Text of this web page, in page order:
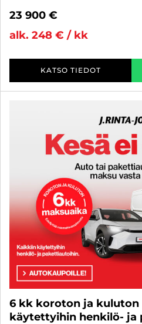
23 900 €
alk. 248 € / kk
KATSO TIEDOT
6 kk koroton ja kuluton
käytettyihin henkilö- ja